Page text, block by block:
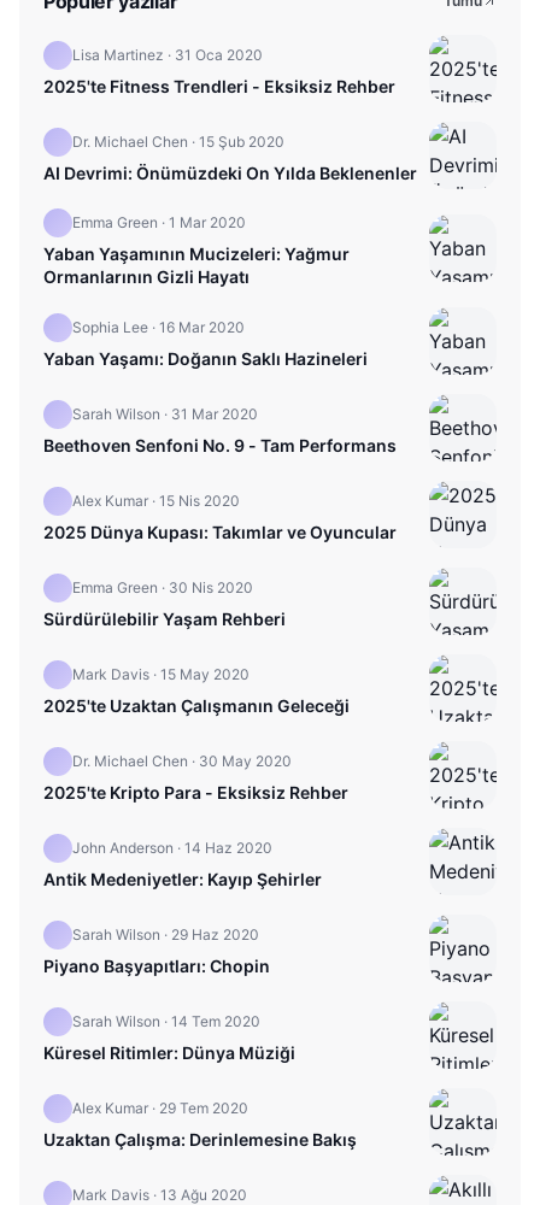
Lisa Martinez · 31 Oca 2020
2025'te Fitness Trendleri - Eksiksiz Rehber
Dr. Michael Chen · 15 Şub 2020
AI Devrimi: Önümüzdeki On Yılda Beklenenler
Emma Green · 1 Mar 2020
Yaban Yaşamının Mucizeleri: Yağmur
Ormanlarının Gizli Hayatı
Sophia Lee · 16 Mar 2020
Yaban Yaşamı: Doğanın Saklı Hazineleri
Sarah Wilson · 31 Mar 2020
Beethoven Senfoni No. 9 - Tam Performans
Alex Kumar · 15 Nis 2020
2025 Dünya Kupası: Takımlar ve Oyuncular
Emma Green · 30 Nis 2020
Sürdürülebilir Yaşam Rehberi
Mark Davis · 15 May 2020
2025'te Uzaktan Çalışmanın Geleceği
Dr. Michael Chen · 30 May 2020
2025'te Kripto Para - Eksiksiz Rehber
John Anderson · 14 Haz 2020
Antik Medeniyetler: Kayıp Şehirler
Sarah Wilson · 29 Haz 2020
Piyano Başyapıtları: Chopin
Sarah Wilson · 14 Tem 2020
Küresel Ritimler: Dünya Müziği
Alex Kumar · 29 Tem 2020
Uzaktan Çalışma: Derinlemesine Bakış
Mark Davis · 13 Ağu 2020